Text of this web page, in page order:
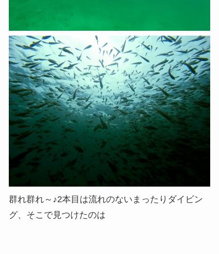
群れ群れ～♪2本目は流れのないまったりダイビン
グ、そこで見つけたのは